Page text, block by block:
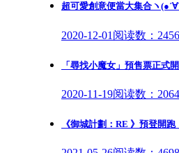
超可愛創意便當大集合ヽ
2020-12-01 阅读数：2456
「尋找小魔女」預售票正式
2020-11-19阅读数：2064
《御城計劃：RE 》預登開